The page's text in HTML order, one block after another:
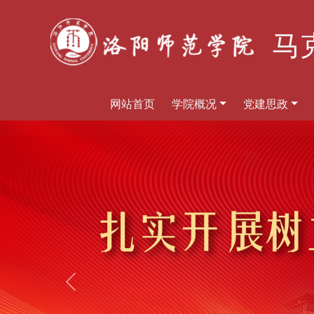
马
网站首页 学院概况 党建思政